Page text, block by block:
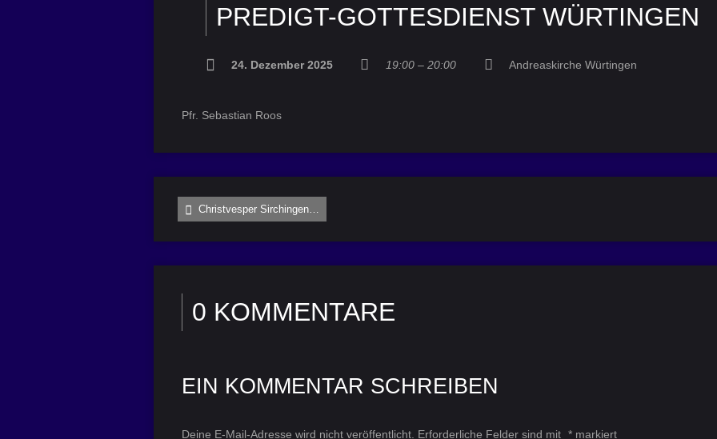
PREDIGT-GOTTESDIENST WÜRTINGEN
24. Dezember 2025 19:00 – 20:00 Andreaskirche Würtingen
Pfr. Sebastian Roos
Christvesper Sirchingen…
0 KOMMENTARE
EIN KOMMENTAR SCHREIBEN
Deine E-Mail-Adresse wird nicht veröffentlicht. Erforderliche Felder sind mit * markiert